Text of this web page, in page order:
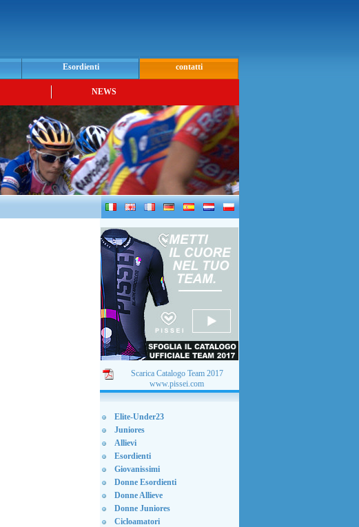
Esordienti contatti
NEWS
Scarica Catalogo Team 2017
www.pissei.com
Elite-Under23
Juniores
Allievi
Esordienti
Giovanissimi
Donne Esordienti
Donne Allieve
Donne Juniores
Cicloamatori